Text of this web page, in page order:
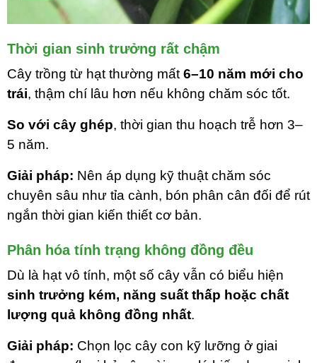
Thời gian sinh trưởng rất chậm
Cây trồng từ hạt thường mất6–10 năm mới cho
trái, thậm chí lâu hơn nếu không chăm sóc tốt.
So với cây ghép, thời gian thu hoạch trễ hơn 3–
5 năm.
Giải pháp: Nên áp dụng kỹ thuật chăm sóc
chuyên sâu như tỉa cành, bón phân cân đối để rút
ngắn thời gian kiến thiết cơ bản.
Phân hóa tính trạng không đồng đều
Dù là hạt vô tính, một số cây vẫn có biểu hiện
sinh trưởng kém, năng suất thấp hoặc chất
lượng quả không đồng nhất.
Giải pháp: Chọn lọc cây con kỹ lưỡng ở giai